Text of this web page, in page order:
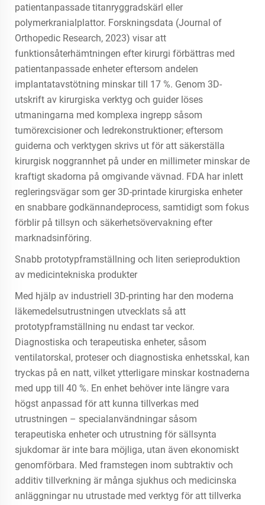
patientanpassade titanryggradskärl eller
polymerkranialplattor. Forskningsdata (Journal of
Orthopedic Research, 2023) visar att
funktionsåterhämtningen efter kirurgi förbättras med
patientanpassade enheter eftersom andelen
implantatavstötning minskar till 17 %. Genom 3D-
utskrift av kirurgiska verktyg och guider löses
utmaningarna med komplexa ingrepp såsom
tumörexcisioner och ledrekonstruktioner; eftersom
guiderna och verktygen skrivs ut för att säkerställa
kirurgisk noggrannhet på under en millimeter minskar de
kraftigt skadorna på omgivande vävnad. FDA har inlett
regleringsvägar som ger 3D-printade kirurgiska enheter
en snabbare godkännandeprocess, samtidigt som fokus
förblir på tillsyn och säkerhetsövervakning efter
marknadsinföring.
Snabb prototypframställning och liten serieproduktion
av medicintekniska produkter
Med hjälp av industriell 3D-printing har den moderna
läkemedelsutrustningen utvecklats så att
prototypframställning nu endast tar veckor.
Diagnostiska och terapeutiska enheter, såsom
ventilatorskal, proteser och diagnostiska enhetsskal, kan
tryckas på en natt, vilket ytterligare minskar kostnaderna
med upp till 40 %. En enhet behöver inte längre vara
högst anpassad för att kunna tillverkas med
utrustningen – specialanvändningar såsom
terapeutiska enheter och utrustning för sällsynta
sjukdomar är inte bara möjliga, utan även ekonomiskt
genomförbara. Med framstegen inom subtraktiv och
additiv tillverkning är många sjukhus och medicinska
anläggningar nu utrustade med verktyg för att tillverka